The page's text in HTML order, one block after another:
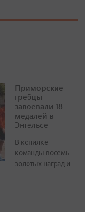
Приморские
гребцы
завоевали 18
медалей в
Энгельсе
В копилке
команды восемь
золотых наград и